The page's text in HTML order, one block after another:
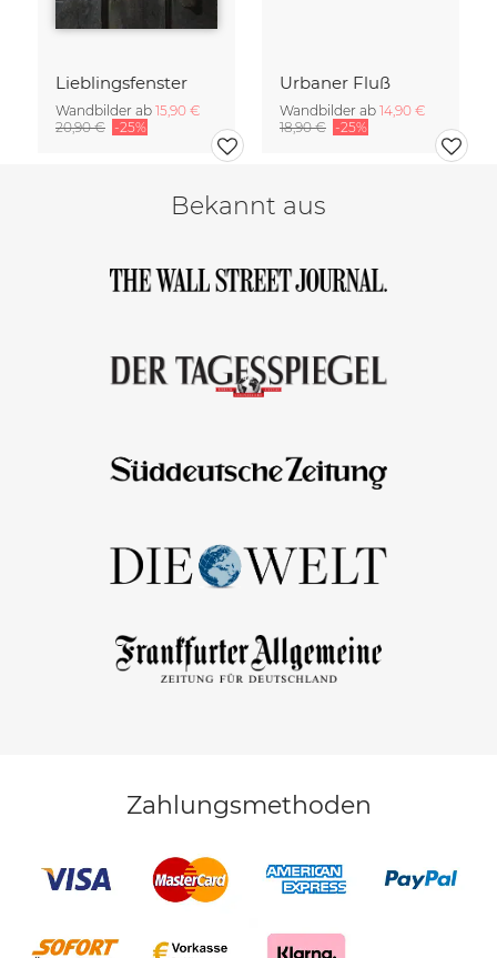
Lieblingsfenster
Wandbilder ab 15,90 €
20,90 € -25%
Urbaner Fluß
Wandbilder ab 14,90 €
18,90 € -25%
Bekannt aus
Zahlungsmethoden